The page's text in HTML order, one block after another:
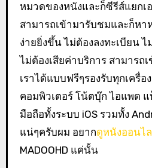
หมวดของหนังและก็ซีรีส์แยกเ
สามารถเข้ามารับชมและก็หา
ง่ายยิ่งขึ้น ไม่ต้องลงทะเบียน ไ
ไม่ต้องเสียค่าบริการ สามารถ
เราได้แบบฟรีๆรองรับทุกเครื่
คอมพิวเตอร์ โน้ตบุ๊ก ไอแพด
มือถือทั้งระบบ iOS รวมทั้ง
แน่ๆครับผม อยากดูหนังออนไ
MADOOHD แค่นั้น